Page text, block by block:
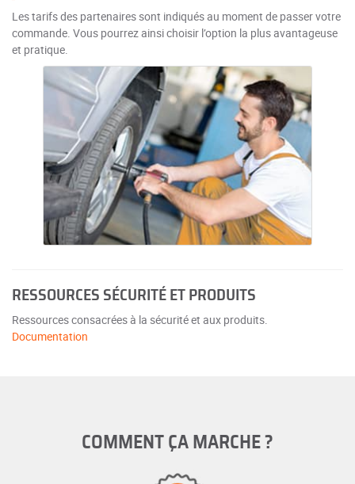
Les tarifs des partenaires sont indiqués au moment de passer votre
commande. Vous pourrez ainsi choisir l’option la plus avantageuse
et pratique.
RESSOURCES SÉCURITÉ ET PRODUITS
Ressources consacrées à la sécurité et aux produits.
Documentation
COMMENT ÇA MARCHE ?